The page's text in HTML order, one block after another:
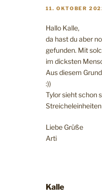
11. OKTOBER
Hallo Kalle,
da hast du aber
gefunden. Mit
im dicksten
Aus diesem
:))
Tylor sieht schon
Liebe Grüße
Arti
Kalle